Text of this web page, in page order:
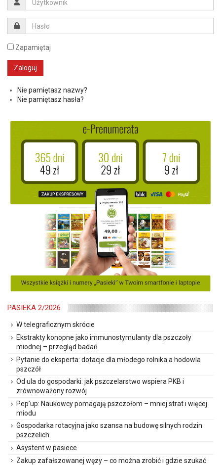
Zapamiętaj
Nie pamiętasz nazwy?
Nie pamiętasz hasła?
PASIEKA 2/2026
W telegraficznym skrócie
Ekstrakty konopne jako immunostymulanty dla pszczoły
miodnej – przegląd badań
Pytanie do eksperta: dotacje dla młodego rolnika a hodowla
pszczół
Od ula do gospodarki: jak pszczelarstwo wspiera PKB i
zrównoważony rozwój
Pep’up: Naukowcy pomagają pszczołom – mniej strat i więcej
miodu
Gospodarka rotacyjna jako szansa na budowę silnych rodzin
pszczelich
Asystent w pasiece
Zakup zafałszowanej węzy – co można zrobić i gdzie szukać